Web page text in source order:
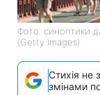
Фото: синоптики
(Getty Images)
Стихія не
змінами